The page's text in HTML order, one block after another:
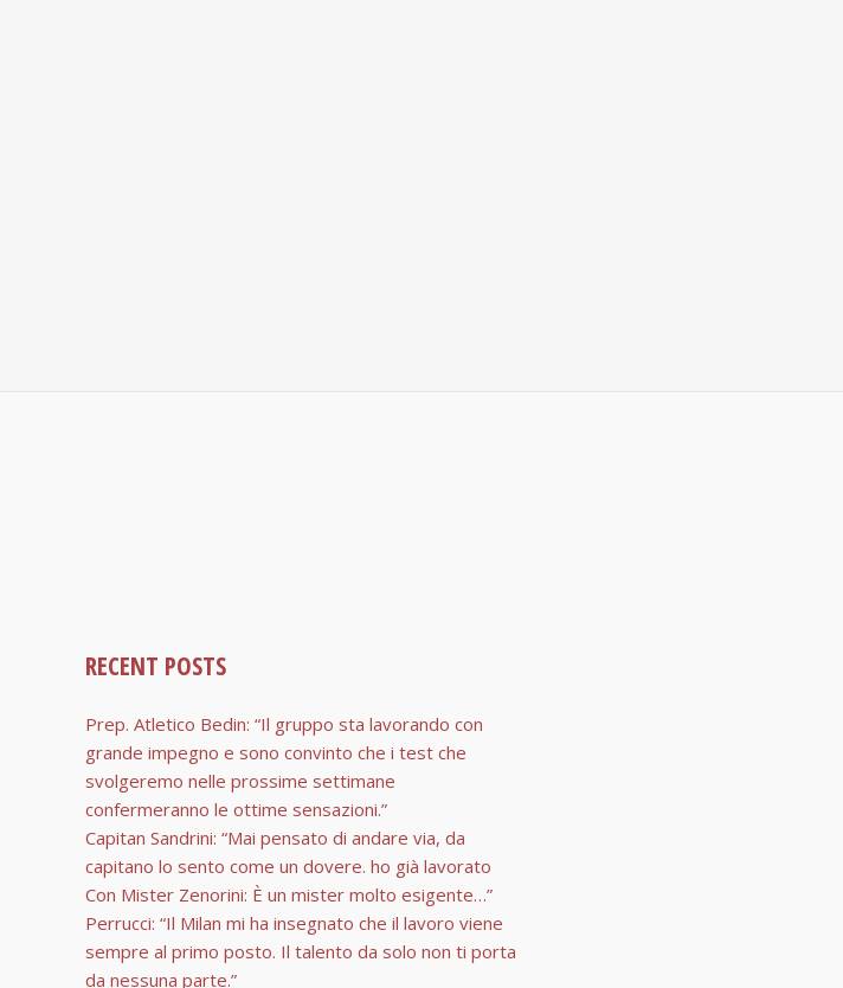
RECENT POSTS
Prep. Atletico Bedin: “Il gruppo sta lavorando con
grande impegno e sono convinto che i test che
svolgeremo nelle prossime settimane
confermeranno le ottime sensazioni.”
Capitan Sandrini: “Mai pensato di andare via, da
capitano lo sento come un dovere. ho già lavorato
Con Mister Zenorini: È un mister molto esigente…”
Perrucci: “Il Milan mi ha insegnato che il lavoro viene
sempre al primo posto. Il talento da solo non ti porta
da nessuna parte.”